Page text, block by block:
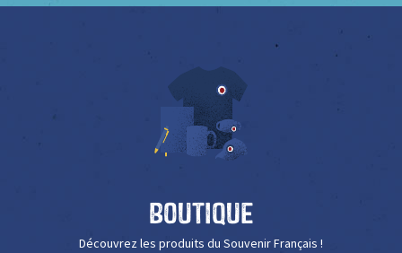
Boutique
Découvrez les produits du Souvenir Français !